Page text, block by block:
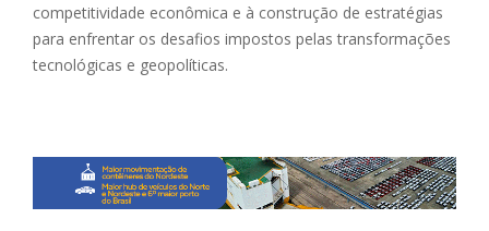
competitividade econômica e à construção de estratégias
para enfrentar os desafios impostos pelas transformações
tecnológicas e geopolíticas.